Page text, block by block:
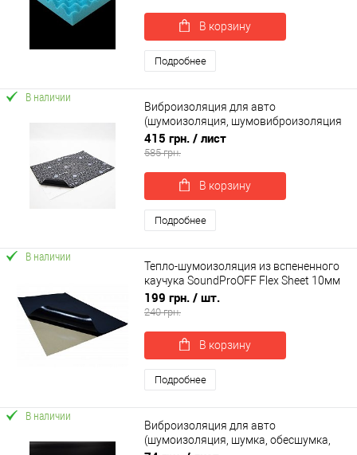
В корзину
Подробнее
В наличии
Виброизоляция для авто
(шумоизоляция, шумовиброизоляция
автомобиля) Acoustics SANDWICH
700х500х8 мм (56434)
415 грн. / лист
585 грн.
В корзину
Подробнее
В наличии
Тепло-шумоизоляция из вспененного
каучука SoundProOFF Flex Sheet 10мм
лист 80x50см
199 грн. / шт.
240 грн.
В корзину
Подробнее
В наличии
Виброизоляция для авто
(шумоизоляция, шумка, обесшумка,